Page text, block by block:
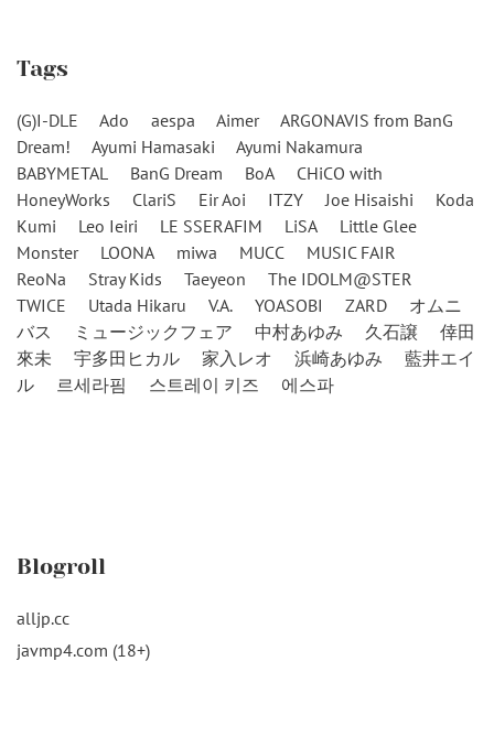
Tags
(G)I-DLE Ado aespa Aimer
ARGONAVIS from BanG
Dream!
Ayumi Hamasaki
Ayumi Nakamura
BABYMETAL
BanG Dream BoA
CHiCO with
HoneyWorks
ClariS Eir Aoi ITZY Joe Hisaishi
Koda
Kumi
Leo Ieiri LE SSERAFIM LiSA
Little Glee
Monster
LOONA miwa MUCC
MUSIC FAIR
ReoNa
Stray Kids Taeyeon
The IDOLM@STER
TWICE
Utada Hikaru V.A. YOASOBI ZARD
オムニ
バス
ミュージックフェア 中村あゆみ 久石譲
倖田
來未
宇多田ヒカル 家入レオ 浜崎あゆみ
藍井エイ
ル
르세라핌 스트레이 키즈 에스파
Blogroll
alljp.cc
javmp4.com (18+)